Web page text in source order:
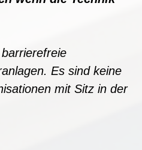
barrierefreie
Es sind keine
mit Sitz in der